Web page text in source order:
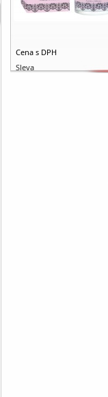
Cena s DPH
Sleva